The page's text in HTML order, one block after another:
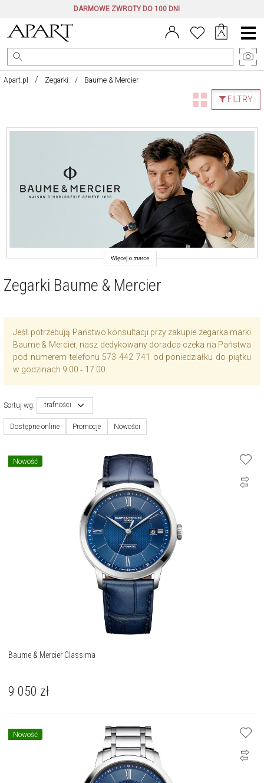
DARMOWE ZWROTY DO 100 DNI
Menu
główne
Apart.pl Zegarki Baume & Mercier
FILTRY
Zegarki Baume & Mercier
Jeśli potrzebują Państwo konsultacji przy zakupie zegarka marki
Baume & Mercier, nasz dedykowany doradca czeka na Państwa
pod numerem telefonu 573 442 741 od poniedziałku do piątku
w godzinach 9.00 ‑ 17.00.
Sortuj wg: trafności
Dostępne online Promocje Nowości
Nowość
Baume & Mercier Classima
9 050 zł
Nowość